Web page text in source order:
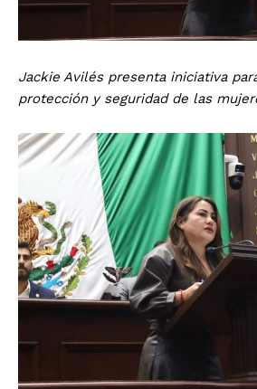
Jackie Avilés presenta iniciativa
protección y seguridad de las